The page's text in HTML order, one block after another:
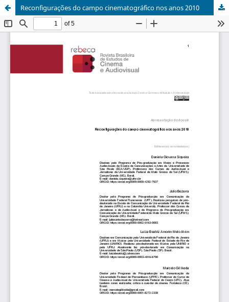
Reconfigurações do campo cinematográfico nos anos 2010